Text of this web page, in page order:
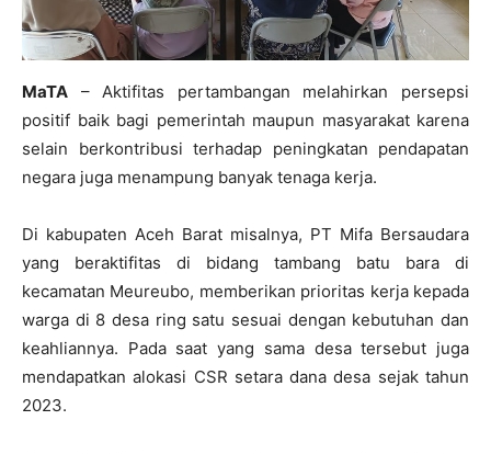
MaTA – Aktifitas pertambangan melahirkan persepsi
positif baik bagi pemerintah maupun masyarakat karena
selain berkontribusi terhadap peningkatan pendapatan
negara juga menampung banyak tenaga kerja.
Di kabupaten Aceh Barat misalnya, PT Mifa Bersaudara
yang beraktifitas di bidang tambang batu bara di
kecamatan Meureubo, memberikan prioritas kerja kepada
warga di 8 desa ring satu sesuai dengan kebutuhan dan
keahliannya. Pada saat yang sama desa tersebut juga
mendapatkan alokasi CSR setara dana desa sejak tahun
2023.